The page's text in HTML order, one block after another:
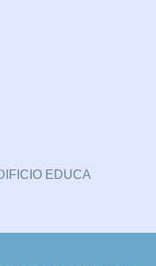
EDUCA